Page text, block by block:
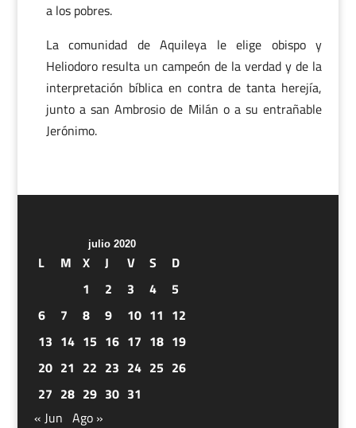
a los pobres.
La comunidad de Aquileya le elige obispo y
Heliodoro resulta un campeón de la verdad y de la
interpretación bíblica en contra de tanta herejía,
junto a san Ambrosio de Milán o a su entrañable
Jerónimo.
julio 2020
L M X J V S
D
1
2 3 4
5
6
7 8 9 10 11 12
13 14 15 16 17 18 19
20 21 22 23 24 25 26
27 28 29 30 31
« Jun Ago »